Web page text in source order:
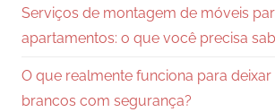
Serviços de montagem de móveis
apartamentos: o que você precisa
O que realmente funciona para
brancos com segurança?